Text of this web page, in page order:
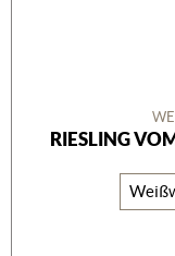
RIESLING